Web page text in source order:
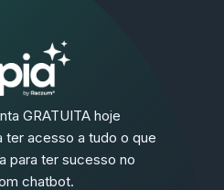
GRATUITA hoje
ter acesso a tudo o que
para ter sucesso no
chatbot.